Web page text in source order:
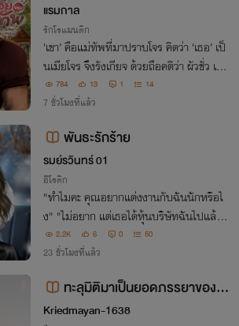
แรมกาล
รักโรแมนติก
‘เขา’ คือแม่ทัพที่มาปราบโจร คิดว่า ‘เธอ’ เป็
นเมียโจร จึงรังเกียจ ด้วยถือคติว่า ผัวชั่ว เมีย
มิห้ามปราม ก็ต้องตายตกตามกันไป! “ผู้หญิ
งโสมมอย่างเจ้า เก็บไว้ก็มีแต่จะทำให้แผ่นดิน
784 13 1 14
7 ชั่วโมงที่แล้ว
พันธะรักร้าย
รมย์รวินทร์ 01
อีโรติก
"ทำไมคะ คุณอยากแต่งงานกับฉันนักหรือไ
ง" "ไม่อยาก แต่เธอได้หุ้นบริษัทฉันไปแล้ว
ดังนั้นเธอจะไม่ยอมเสียอะไรเลยไม่ได้หรอกน
ะมิตา ถึงแม้ว่าของที่ฉันจะได้ มันเทียบไม่ได้แ
2.2K 6 0 50
23 ชั่วโมงที่แล้ว
ทะลุมิติมาเป็นยอดภรรยาของพ
ระเอกธงแดง
Kriedmayan-1638